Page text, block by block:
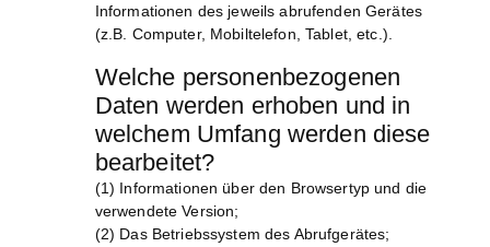
Informationen des jeweils abrufenden Gerätes
(z.B. Computer, Mobiltelefon, Tablet, etc.).
Welche personenbezogenen
Daten werden erhoben und in
welchem Umfang werden diese
bearbeitet?
(1) Informationen über den Browsertyp und die
verwendete Version;
(2) Das Betriebssystem des Abrufgerätes;